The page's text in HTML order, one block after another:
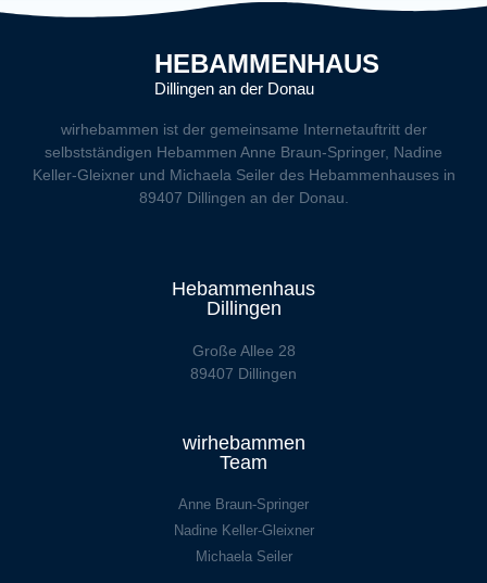
HEBAMMENHAUS
Dillingen an der Donau
wirhebammen ist der gemeinsame Internetauftritt der
selbstständigen Hebammen Anne Braun-Springer, Nadine
Keller-Gleixner und Michaela Seiler des Hebammenhauses in
89407 Dillingen an der Donau.
Hebammenhaus
Dillingen
Große Allee 28
89407 Dillingen
wirhebammen
Team
Anne Braun-Springer
Nadine Keller-Gleixner
Michaela Seiler